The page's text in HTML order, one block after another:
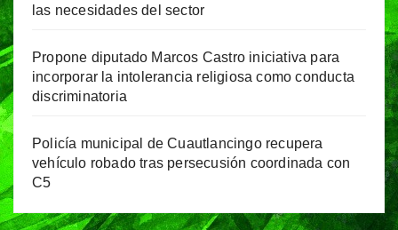
las necesidades del sector
Propone diputado Marcos Castro iniciativa para
incorporar la intolerancia religiosa como conducta
discriminatoria
Policía municipal de Cuautlancingo recupera
vehículo robado tras persecusión coordinada con
C5